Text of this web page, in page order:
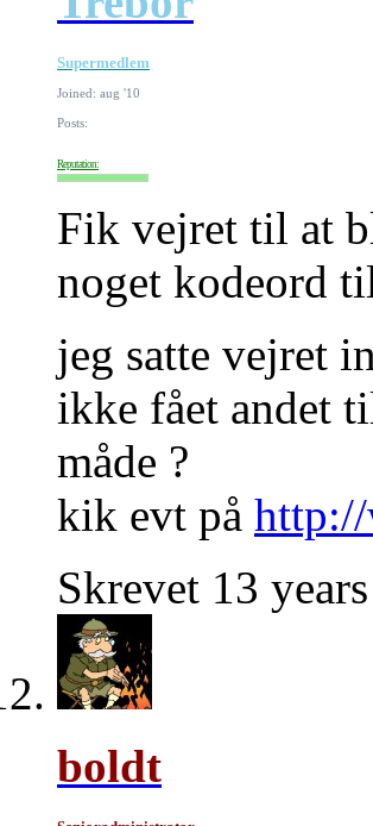
Supermedlem
Joined: aug '10
Posts:
Reputation:
Fik vejret til at
noget kodeord
jeg satte vejret
ikke fået andet
måde ?
kik evt på
Skrevet 13
boldt